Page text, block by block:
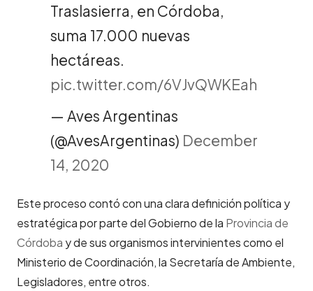
Traslasierra, en Córdoba,
suma 17.000 nuevas
hectáreas.
pic.twitter.com/6VJvQWKEah
— Aves Argentinas
(@AvesArgentinas) December
14, 2020
Este proceso contó con una clara definición política y
estratégica por parte del Gobierno de la Provincia de
Córdoba y de sus organismos intervinientes como el
Ministerio de Coordinación, la Secretaría de Ambiente,
Legisladores, entre otros.